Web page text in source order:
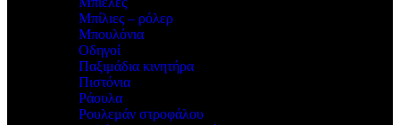
Μπίλιες – ρόλερ
Μπουλόνια
Οδηγοί
Παξιμάδια κινητήρα
Πιστόνια
Ράουλα
Ρουλεμάν στροφάλου